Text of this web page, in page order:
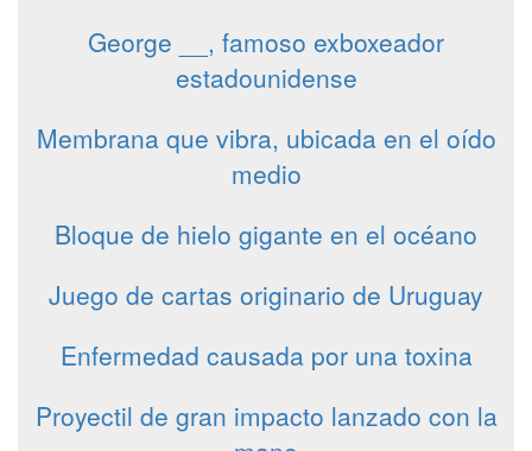
George __, famoso exboxeador
estadounidense
Membrana que vibra, ubicada en el oído
medio
Bloque de hielo gigante en el océano
Juego de cartas originario de Uruguay
Enfermedad causada por una toxina
Proyectil de gran impacto lanzado con la